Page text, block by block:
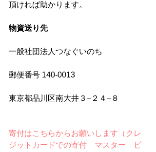
頂ければ助かります。
物資送り先
一般社団法人つなぐいのち
郵便番号 140-0013
東京都品川区南大井３−２４−８
寄付はこちらからお願いします（クレ
ジットカードでの寄付　マスター　ビ